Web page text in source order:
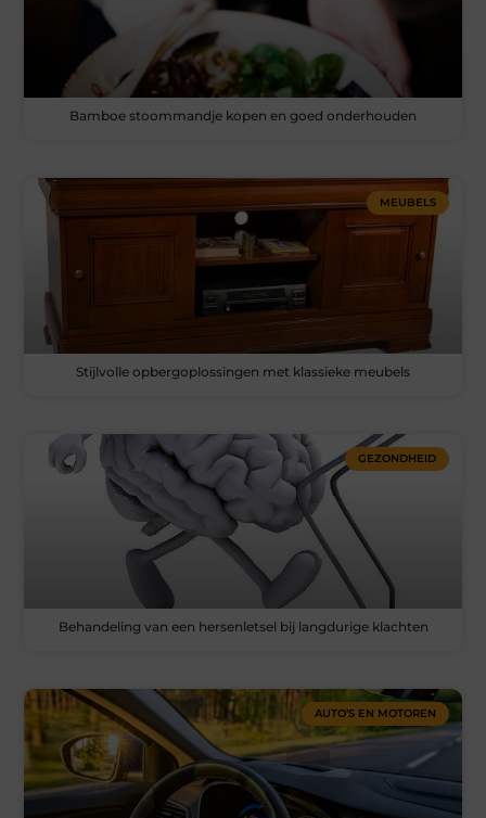
Bamboe stoommandje kopen en goed onderhouden
MEUBELS
Stijlvolle opbergoplossingen met klassieke meubels
GEZONDHEID
Behandeling van een hersenletsel bij langdurige klachten
AUTO’S EN MOTOREN